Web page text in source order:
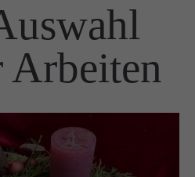
Arbeiten